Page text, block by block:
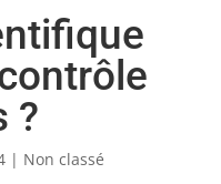
?
| Non classé